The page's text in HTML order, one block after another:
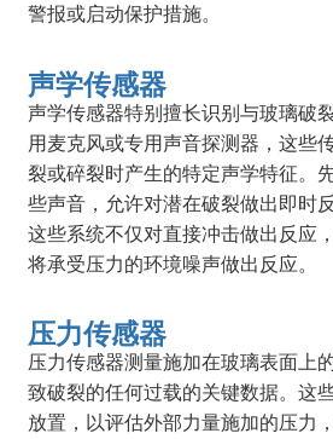
警报或启动保护措施。
声学传感器
声学传感器特别擅长识别与玻璃破
用麦克风或专用声音探测器，这些
裂或碎裂时产生的特定声学特征。
些声音，允许对潜在破裂做出即时
这些系统不仅对直接冲击做出反应
将承受压力的环境噪声做出反应。
压力传感器
压力传感器测量施加在玻璃表面上
致破裂的任何过载的关键数据。这
放置，以评估外部力量施加的压力